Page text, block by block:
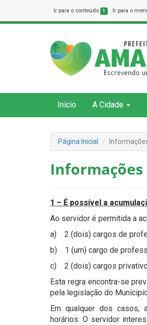
Ir para o conteúdo 1 Ir para o
Início A Cidade
Página Inicial
1 – É possível a
Ao servidor é permitida a
a) 2 (dois) cargos de
b) 1 (um) cargo de
c) 2 (dois) cargos
Esta regra encontra-se
pela legislação do
Em qualquer dos casos,
horários. O servidor